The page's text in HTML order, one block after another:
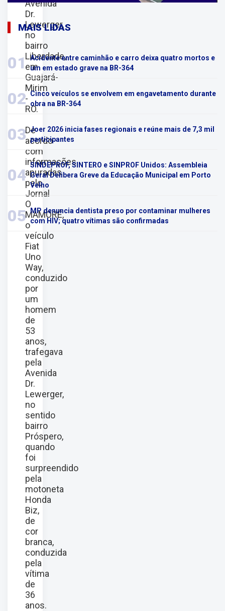
Avenida
Dr.
Lewerger,
no
bairro
Liberdade,
em
Guajará-
Mirim
-
RO.
De
acordo
com
informações
apuradas
pelo
Jornal
O
MAMORÉ,
o
veículo
Fiat
Uno
Way,
conduzido
por
um
homem
de
53
anos,
trafegava
pela
Avenida
Dr.
Lewerger,
no
sentido
bairro
Próspero,
quando
foi
surpreendido
pela
motoneta
Honda
Biz,
de
cor
branca,
conduzida
pela
vítima
de
36
anos.
MAIS LIDAS
01 Acidente entre caminhão e carro deixa quatro mortos e
um em estado grave na BR-364
02 Cinco veículos se envolvem em engavetamento durante
obra na BR-364
03 Joer 2026 inicia fases regionais e reúne mais de 7,3 mil
participantes
04
SINDEPROF, SINTERO e SINPROF Unidos: Assembleia
Geral Delibera Greve da Educação Municipal em Porto
Velho
05 MP denuncia dentista preso por contaminar mulheres
com HIV; quatro vítimas são confirmadas